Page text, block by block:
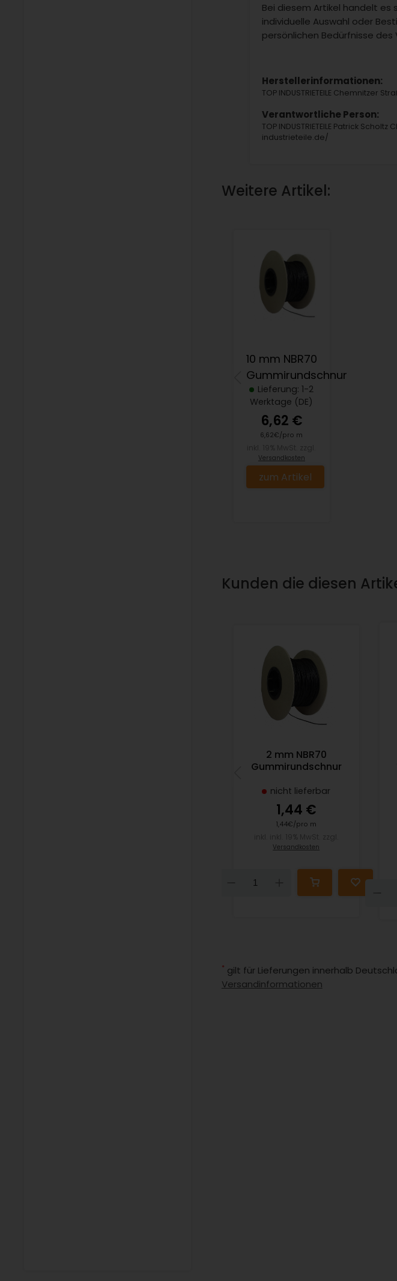
Bei diesem Artikel handelt es
individuelle Auswahl oder
persönlichen Bedürfnisse
Herstellerinformationen:
TOP INDUSTRIETEILE Chemnitzer
Verantwortliche Person:
TOP INDUSTRIETEILE Patrick
industrieteile.de/
Weitere Artikel:
10 mm NBR70
Gummirundschnur
Lieferung: 1-2
Werktage (DE)
6,62 €
6,62€/pro m
Versandkosten
zum Artikel
Kunden die diesen
2 mm NBR70
Gummirundschnur
nicht lieferbar
1,44 €
1,44€/pro m
Versandkosten
Down
* gilt für Lieferungen innerhalb
Versandinformationen